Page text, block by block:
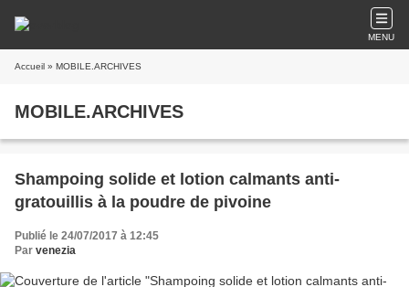
MENU
Accueil » MOBILE.ARCHIVES
MOBILE.ARCHIVES
Shampoing solide et lotion calmants anti-
gratouillis à la poudre de pivoine
Publié le 24/07/2017 à 12:45
Par venezia